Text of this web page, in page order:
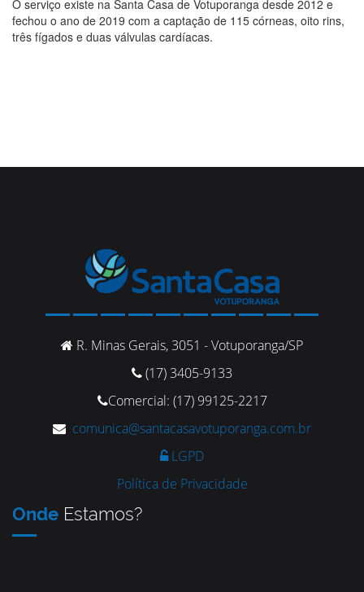
O serviço existe na Santa Casa de Votuporanga desde 2012 e
fechou o ano de 2019 com a captação de 115 córneas, oito rins,
três fígados e duas válvulas cardíacas.
R. Minas Gerais, 3051 - Votuporanga/SP
(17) 3405-9133
Comercial: (17) 99125-2217
comunica@santacasavotuporanga.com.br
LGPD
Política de Privacidade
Onde Estamos?